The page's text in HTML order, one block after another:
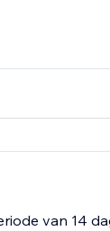
van 14